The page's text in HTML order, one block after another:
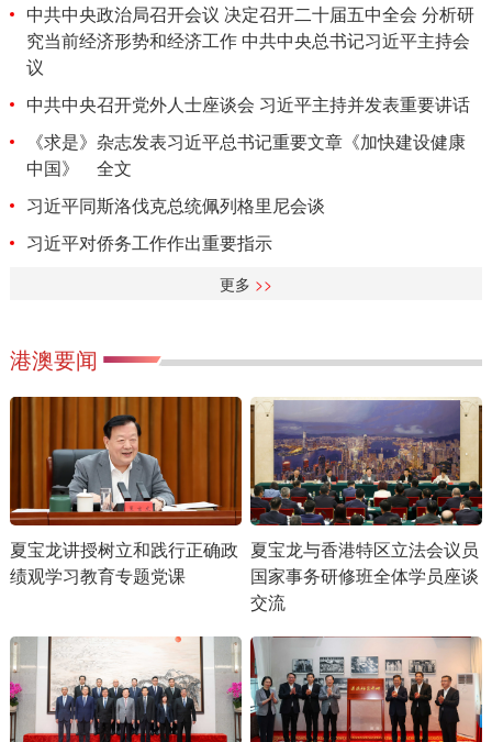
中共中央政治局召开会议 决定召开二十届五中全会 分析研
究当前经济形势和经济工作 中共中央总书记习近平主持会
议
中共中央召开党外人士座谈会 习近平主持并发表重要讲话
《求是》杂志发表习近平总书记重要文章《加快建设健康
中国》
全文
习近平同斯洛伐克总统佩列格里尼会谈
习近平对侨务工作作出重要指示
更多 >>
港澳要闻
夏宝龙讲授树立和践行正确政
绩观学习教育专题党课
夏宝龙与香港特区立法会议员
国家事务研修班全体学员座谈
交流